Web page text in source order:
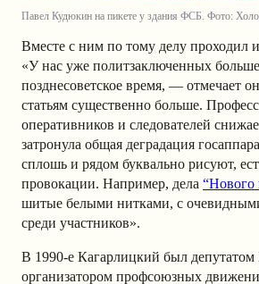
Павел Кудюкин на пикете у здания ФСБ. Фото:
Вместе с ним по тому делу проходил
«У нас уже политзаключенных
позднесоветское время, — отмечает
статьям существенно больше.
оперативников и следователей
затронула общая деградация
сплошь и рядом буквально рисуют,
провокации. Например, дела “Нового
шитые белыми нитками, с
среди участников».
В 1990-е Кагарлицкий был депутатом
организатором профсоюзных